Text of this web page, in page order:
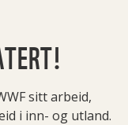
sitt arbeid,
i inn- og utland.